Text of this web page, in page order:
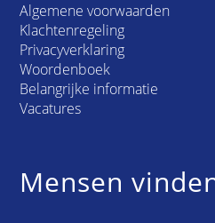
Algemene voorwaarden
Klachtenregeling
Privacyverklaring
Woordenboek
Belangrijke informatie
Vacatures
Mensen